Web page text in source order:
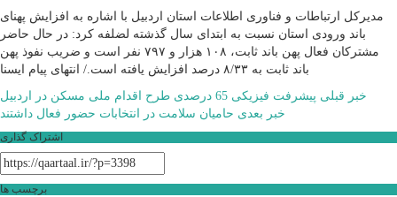
مدیرکل ارتباطات و فناوری اطلاعات استان اردبیل با اشاره به افزایش پهنای
باند ورودی استان نسبت به ابتدای سال گذشته لضلفه کرد: در حال حاضر
مشترکان فعال پهن باند ثابت، ۱۰۸ هزار و ۷۹۷ نفر است و ضریب نفوذ پهن
باند ثابت به ۸/۳۳ درصد افزایش یافته است./ انتهای پیام ایسنا
راهبری
نوشته
خبر قبلی پیشرفت فیزیکی 65 درصدی طرح اقدام ملی مسکن در اردبیل
خبر بعدی حامیان سلامت در انتخابات حضور فعال داشتند
اشتراک گذاری
برچسب ها